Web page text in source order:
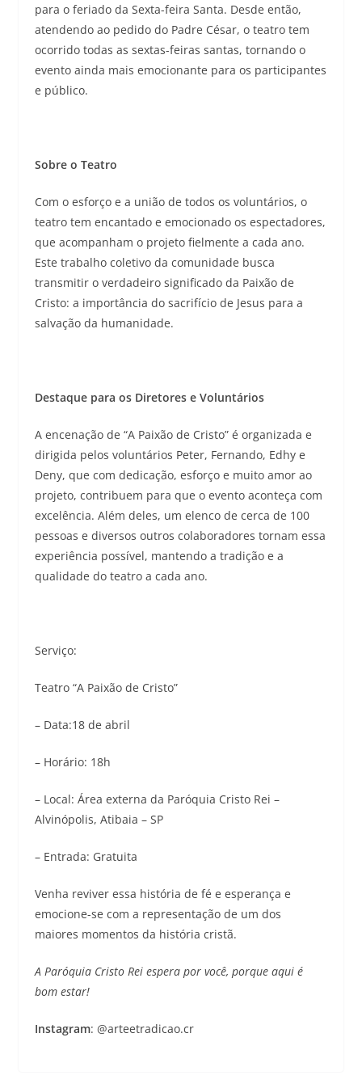
para o feriado da Sexta-feira Santa. Desde então,
atendendo ao pedido do Padre César, o teatro tem
ocorrido todas as sextas-feiras santas, tornando o
evento ainda mais emocionante para os participantes
e público.
Sobre o Teatro
Com o esforço e a união de todos os voluntários, o
teatro tem encantado e emocionado os espectadores,
que acompanham o projeto fielmente a cada ano.
Este trabalho coletivo da comunidade busca
transmitir o verdadeiro significado da Paixão de
Cristo: a importância do sacrifício de Jesus para a
salvação da humanidade.
Destaque para os Diretores e Voluntários
A encenação de “A Paixão de Cristo” é organizada e
dirigida pelos voluntários Peter, Fernando, Edhy e
Deny, que com dedicação, esforço e muito amor ao
projeto, contribuem para que o evento aconteça com
excelência. Além deles, um elenco de cerca de 100
pessoas e diversos outros colaboradores tornam essa
experiência possível, mantendo a tradição e a
qualidade do teatro a cada ano.
Serviço:
Teatro “A Paixão de Cristo”
– Data:18 de abril
– Horário: 18h
– Local: Área externa da Paróquia Cristo Rei –
Alvinópolis, Atibaia – SP
– Entrada: Gratuita
Venha reviver essa história de fé e esperança e
emocione-se com a representação de um dos
maiores momentos da história cristã.
A Paróquia Cristo Rei espera por você, porque aqui é
bom estar!
Instagram: @arteetradicao.cr